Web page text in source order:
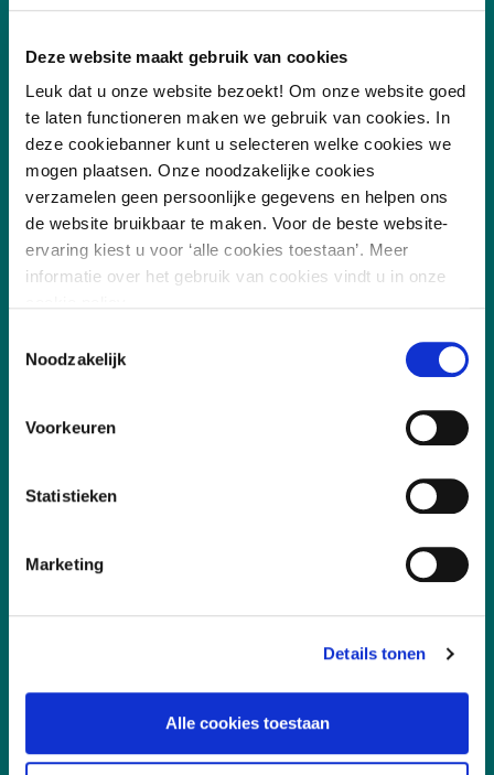
Deze website maakt gebruik van cookies
Leuk dat u onze website bezoekt! Om onze website goed
te laten functioneren maken we gebruik van cookies. In
deze cookiebanner kunt u selecteren welke cookies we
mogen plaatsen. Onze noodzakelijke cookies
verzamelen geen persoonlijke gegevens en helpen ons
de website bruikbaar te maken. Voor de beste website-
ervaring kiest u voor ‘alle cookies toestaan’. Meer
informatie over het gebruik van cookies vindt u in onze
Noodzakelijk
Voorkeuren
Statistieken
Marketing
Details tonen
Alle cookies toestaan
Vakgebieden
Leefomgeving
Digitalisering
Governance
Incompany
Kwaliteit